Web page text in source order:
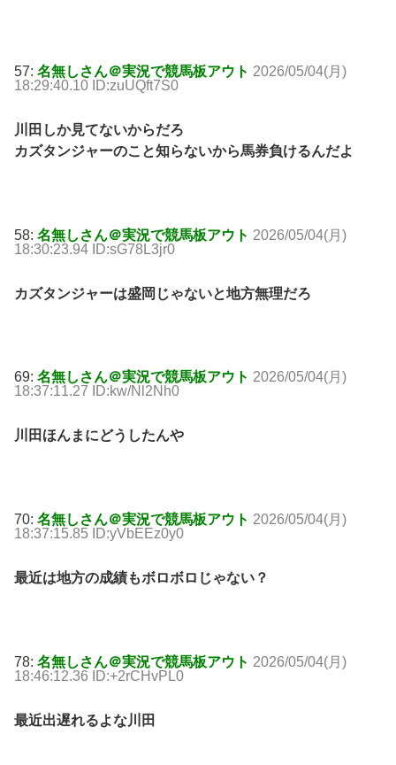
57: 名無しさん＠実況で競馬板アウト 2026/05/04(月)
18:29:40.10 ID:zuUQft7S0
川田しか見てないからだろ
カズタンジャーのこと知らないから馬券負けるんだよ
58: 名無しさん＠実況で競馬板アウト 2026/05/04(月)
18:30:23.94 ID:sG78L3jr0
カズタンジャーは盛岡じゃないと地方無理だろ
69: 名無しさん＠実況で競馬板アウト 2026/05/04(月)
18:37:11.27 ID:kw/Nl2Nh0
川田ほんまにどうしたんや
70: 名無しさん＠実況で競馬板アウト 2026/05/04(月)
18:37:15.85 ID:yVbEEz0y0
最近は地方の成績もボロボロじゃない？
78: 名無しさん＠実況で競馬板アウト 2026/05/04(月)
18:46:12.36 ID:+2rCHvPL0
最近出遅れるよな川田